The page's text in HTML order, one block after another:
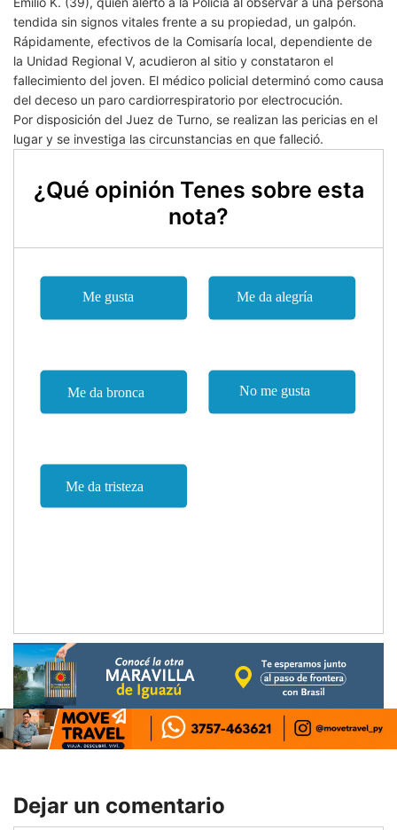
tendida sin signos vitales frente a su propiedad, un galpón.
Rápidamente, efectivos de la Comisaría local, dependiente de
la Unidad Regional V, acudieron al sitio y constataron el
fallecimiento del joven. El médico policial determinó como causa
del deceso un paro cardiorrespiratorio por electrocución.
Por disposición del Juez de Turno, se realizan las pericias en el
lugar y se investiga las circunstancias en que falleció.
¿Qué opinión Tenes sobre esta
nota?
Dejar un comentario